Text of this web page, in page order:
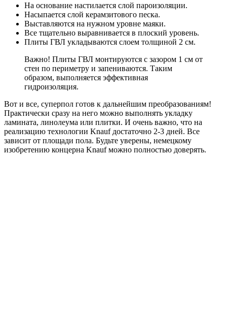
На основание настилается слой пароизоляции.
Насыпается слой керамзитового песка.
Выставляются на нужном уровне маяки.
Все тщательно выравнивается в плоский уровень.
Плиты ГВЛ укладываются слоем толщиной 2 см.
Важно! Плиты ГВЛ монтируются с зазором 1 см от
стен по периметру и запениваются. Таким
образом, выполняется эффективная
гидроизоляция.
Вот и все, суперпол готов к дальнейшим преобразованиям!
Практически сразу на него можно выполнять укладку
ламината, линолеума или плитки. И очень важно, что на
реализацию технологии Knauf достаточно 2-3 дней. Все
зависит от площади пола. Будьте уверены, немецкому
изобретению концерна Knauf можно полностью доверять.